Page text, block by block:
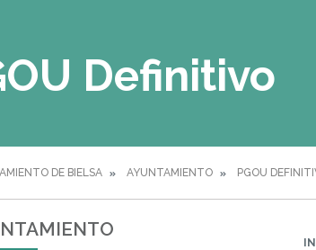
Definitivo
DE BIELSA AYUNTAMIENTO PGOU